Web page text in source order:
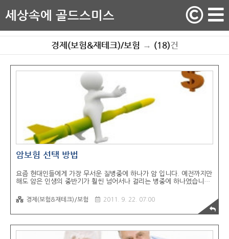
세상속에 골드스미스
경제(보험&재테크)/보험 → (18)건
암보험 선택 방법
요즘 현대인들에게 가장 무서운 질병중에 하나가 암 입니다. 예전까지만
해도 암은 인생의 중반기가 훨씬 넘어서나 걸리는 병중에 하나였습니다.
인건 예전에 비해서 의학기술이 매우 좋아졌기 때문에 대부분의 암을 치
료할 수 있다는 것입니다. 다만, 의학에 발달에 따라 함께 올라간것이 병
원 진료비 입니다. 암 수술관련해서는 매우 부담되는 진료비를 부담해야
가 되고 있습니다. 암보험을 고를때 어떻게 골라야 할지 살펴보도록 하
겠습니다. 암보험! 어떻게 선택해야 할까? 현대사회에 있어서 중요하게
경제(보험&재테크)/보험 2011. 9. 22. 07:00